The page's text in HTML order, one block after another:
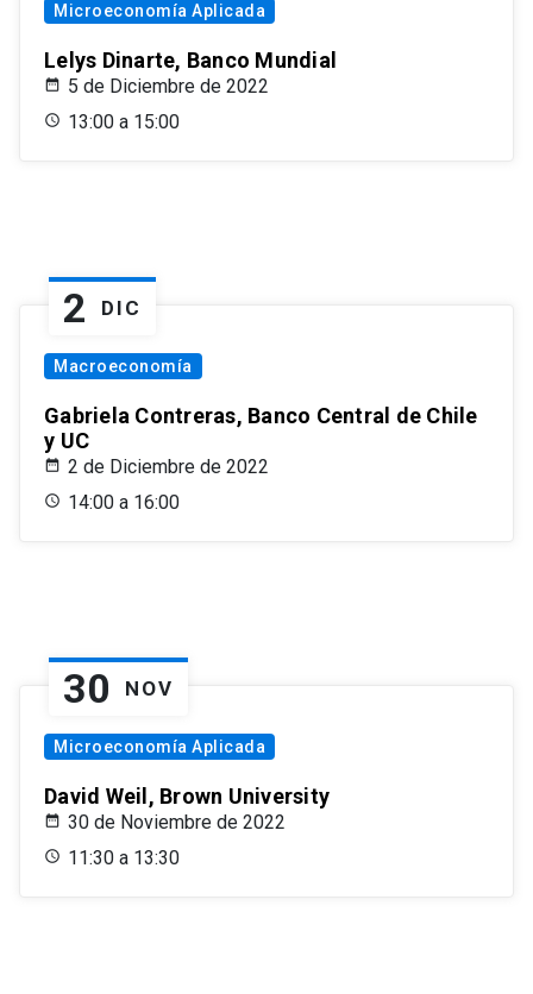
Microeconomía Aplicada
Lelys Dinarte, Banco Mundial
5 de Diciembre de 2022
13:00 a 15:00
2 DIC
Macroeconomía
Gabriela Contreras, Banco Central de Chile
y UC
2 de Diciembre de 2022
14:00 a 16:00
30 NOV
Microeconomía Aplicada
David Weil, Brown University
30 de Noviembre de 2022
11:30 a 13:30